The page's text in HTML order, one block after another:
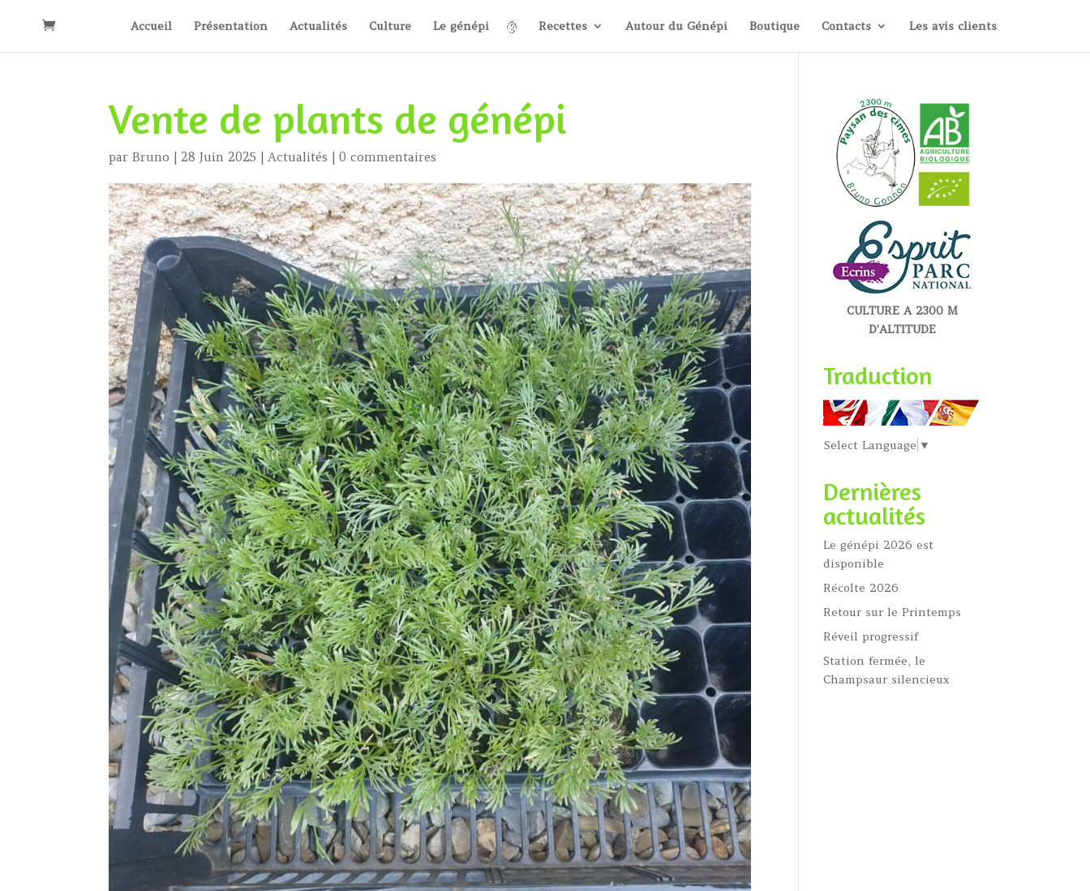
Accueil Présentation Actualités Culture Le génépi Recettes Autour du Génépi Boutique Contacts Les avis clients
Vente de plants de génépi
parBruno | 28 Juin 2025 |Actualités |0 commentaires
CULTURE A 2300 M
D'ALTITUDE
Traduction
Select Language ▼
Dernières
actualités
Le génépi 2026 est
disponible
Récolte 2026
Retour sur le Printemps
Réveil progressif
Station fermée, le
Champsaur silencieux